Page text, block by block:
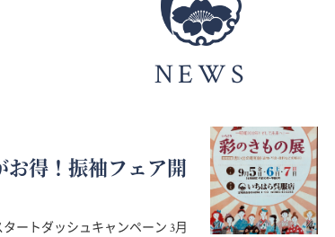
NEWS
お得！振袖フェア開
タートダッシュキャンペーン 3月